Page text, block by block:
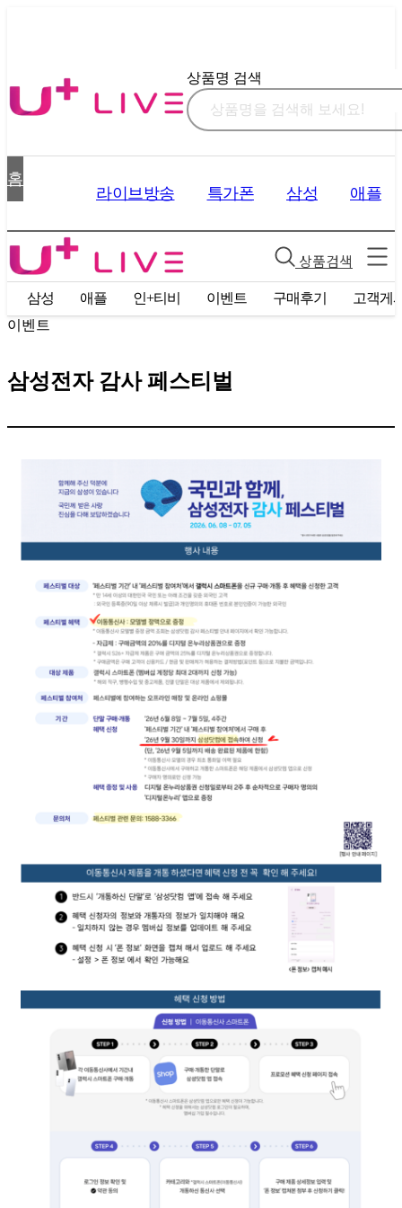
상품명 검색
홈
라이브방송
특가폰 삼성 애플
상품검색
삼성 애플 인+티비 이벤트 구매후기
고객게
이벤트
삼성전자 감사 페스티벌